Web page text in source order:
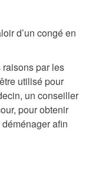
d’un congé en
par les
utilisé pour
un conseiller
pour obtenir
afin